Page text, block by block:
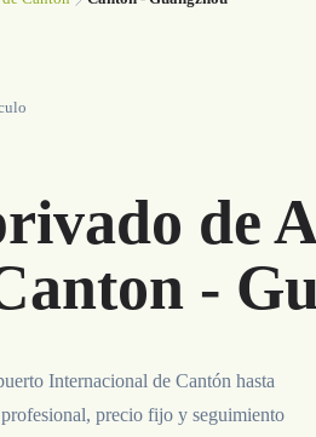
de
-
Internacional de Cantón hasta
precio fijo y seguimiento